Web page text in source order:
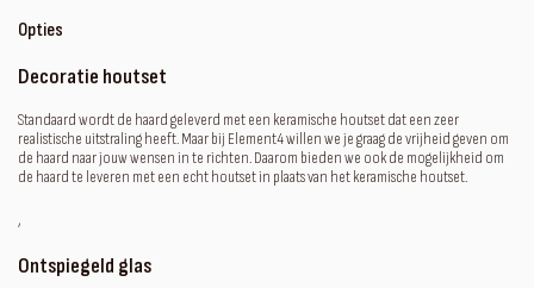
Opties
Decoratie houtset
Standaard wordt de haard geleverd met een keramische houtset dat een zeer
realistische uitstraling heeft. Maar bij Element4 willen we je graag de vrijheid geven om
de haard naar jouw wensen in te richten. Daarom bieden we ook de mogelijkheid om
de haard te leveren met een echt houtset in plaats van het keramische houtset.
‚
Ontspiegeld glas